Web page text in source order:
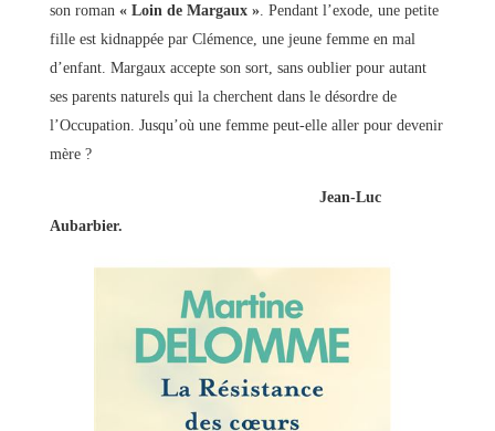
son roman « Loin de Margaux ». Pendant l’exode, une petite
fille est kidnappée par Clémence, une jeune femme en mal
d’enfant. Margaux accepte son sort, sans oublier pour autant
ses parents naturels qui la cherchent dans le désordre de
l’Occupation. Jusqu’où une femme peut-elle aller pour devenir
mère ?
Jean-Luc
Aubarbier.